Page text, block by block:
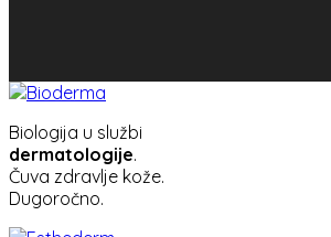
Biologija u službi
dermatologije.
Čuva zdravlje kože.
Dugoročno.